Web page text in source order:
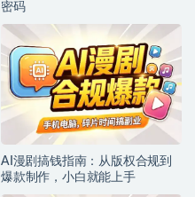
密码
AI漫剧搞钱指南：从版权合规到
爆款制作，小白就能上手